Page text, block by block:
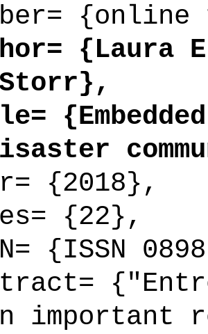
{Laura
{2018},
{22},
{ISSN
important